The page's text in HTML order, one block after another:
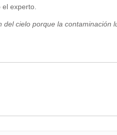
experto.
cielo porque la